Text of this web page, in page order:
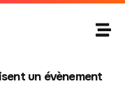
un évènement